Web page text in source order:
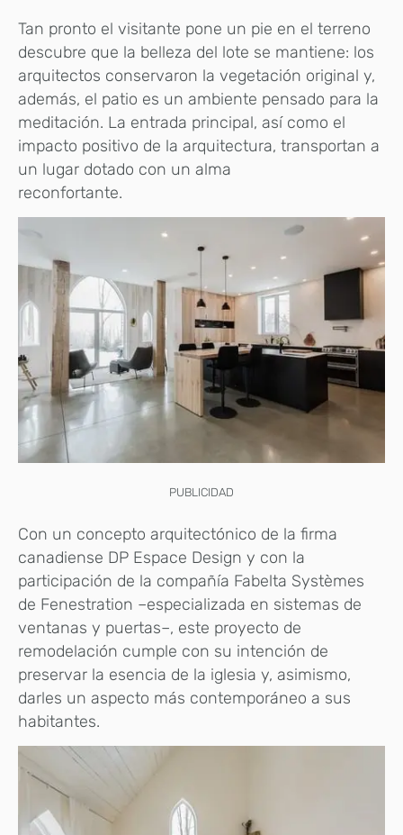
Tan pronto el visitante pone un pie en el terreno
descubre que la belleza del lote se mantiene: los
arquitectos conservaron la vegetación original y,
además, el patio es un ambiente pensado para la
meditación. La entrada principal, así como el
impacto positivo de la arquitectura, transportan a
un lugar dotado con un alma
reconfortante.
PUBLICIDAD
Con un concepto arquitectónico de la firma
canadiense DP Espace Design y con la
participación de la compañía Fabelta Systèmes
de Fenestration –especializada en sistemas de
ventanas y puertas–, este proyecto de
remodelación cumple con su intención de
preservar la esencia de la iglesia y, asimismo,
darles un aspecto más contemporáneo a sus
habitantes.